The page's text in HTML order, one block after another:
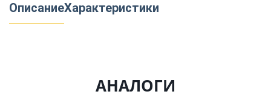
ОписаниеХарактеристики
АНАЛОГИ